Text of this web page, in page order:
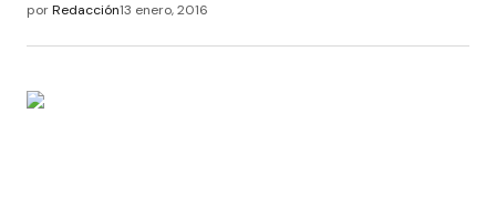
porRedacción13 enero, 2016